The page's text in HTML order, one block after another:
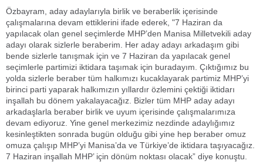
Özbayram, aday adaylarıyla birlik ve beraberlik içerisinde
çalışmalarına devam ettiklerini ifade ederek, "7 Haziran da
yapılacak olan genel seçimlerde MHP’den Manisa Milletvekili aday
adayı olarak sizlerle beraberim. Her aday adayı arkadaşım gibi
bende sizlerle tanışmak için ve 7 Haziran da yapılacak genel
seçimlerle partimizi iktidara taşımak için buradayım. Çıktığımız bu
yolda sizlerle beraber tüm halkımızı kucaklayarak partimiz MHP’yi
birinci parti yaparak halkımızın yıllardır özlemini çektiği iktidarı
inşallah bu dönem yakalayacağız. Bizler tüm MHP aday adayı
arkadaşlarla beraber birlik ve uyum içerisinde çalışmalarımıza
devam ediyoruz. Yine genel merkezimiz nezdinde adaylığımız
kesinleştikten sonrada bugün olduğu gibi yine hep beraber omuz
omuza çalışıp MHP’yi Manisa’da ve Türkiye’de iktidara taşıyacağız.
7 Haziran inşallah MHP’ için dönüm noktası olacak” diye konuştu.